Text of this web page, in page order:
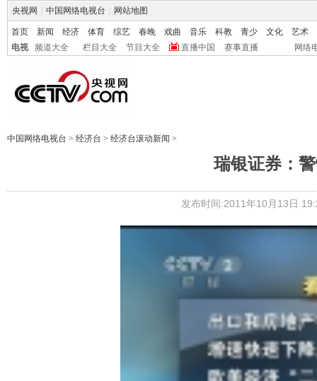
央视网 中国网络电视台 网站地图
首页 新闻 经济 体育 综艺 春晚 戏曲 音乐 科教 青少 文化
艺术
电视
频道大全 栏目大全 节目大全 直播中国 赛事直播 网络
中国网络电视台 > 经济台 > 经济台滚动新闻 >
瑞银证券：
发布时间:2011年10月13日